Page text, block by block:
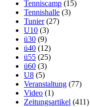
Tenniscamp (15)
Tennishalle (3)
Tunier(27)
U10 (3)
ü30 (9)
ü40 (12)
ü55 (25)
ü60 (3)
U8 (5)
Veranstaltung (77)
Video (1)
Zeitungsartikel (411)